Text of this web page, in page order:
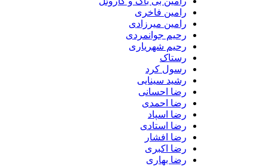
رامین فاخری
رامین میرزادی
رحیم جوانمردی
رحیم شهریاری
رستاک
رسول کرد
رشید سینایی
رضا احسانی
رضا احمدی
رضا اسپاد
رضا استادی
رضا افشار
رضا اکبری
رضا بهاری